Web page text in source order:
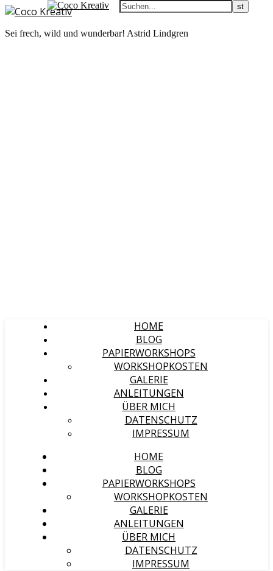
Sei frech, wild und wunderbar! Astrid Lindgren
HOME
BLOG
PAPIERWORKSHOPS
WORKSHOPKOSTEN
GALERIE
ANLEITUNGEN
ÜBER MICH
DATENSCHUTZ
IMPRESSUM
HOME
BLOG
PAPIERWORKSHOPS
WORKSHOPKOSTEN
GALERIE
ANLEITUNGEN
ÜBER MICH
DATENSCHUTZ
IMPRESSUM